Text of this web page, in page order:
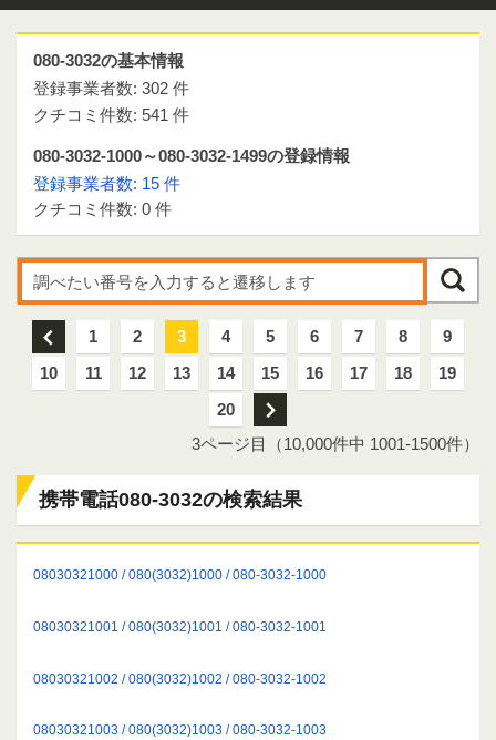
080-3032の基本情報
登録事業者数: 302 件
クチコミ件数: 541 件
080-3032-1000～080-3032-1499の登録情報
登録事業者数: 15 件
クチコミ件数: 0 件
前 1 2 3 4 5 6 7 8
9
10
11 12 13 14 15 16 17 18
19
20
次
3ページ目（10,000件中 1001-1500件）
携帯電話080-3032の検索結果
08030321000 / 080(3032)1000 / 080-3032-1000
08030321001 / 080(3032)1001 / 080-3032-1001
08030321002 / 080(3032)1002 / 080-3032-1002
08030321003 / 080(3032)1003 / 080-3032-1003